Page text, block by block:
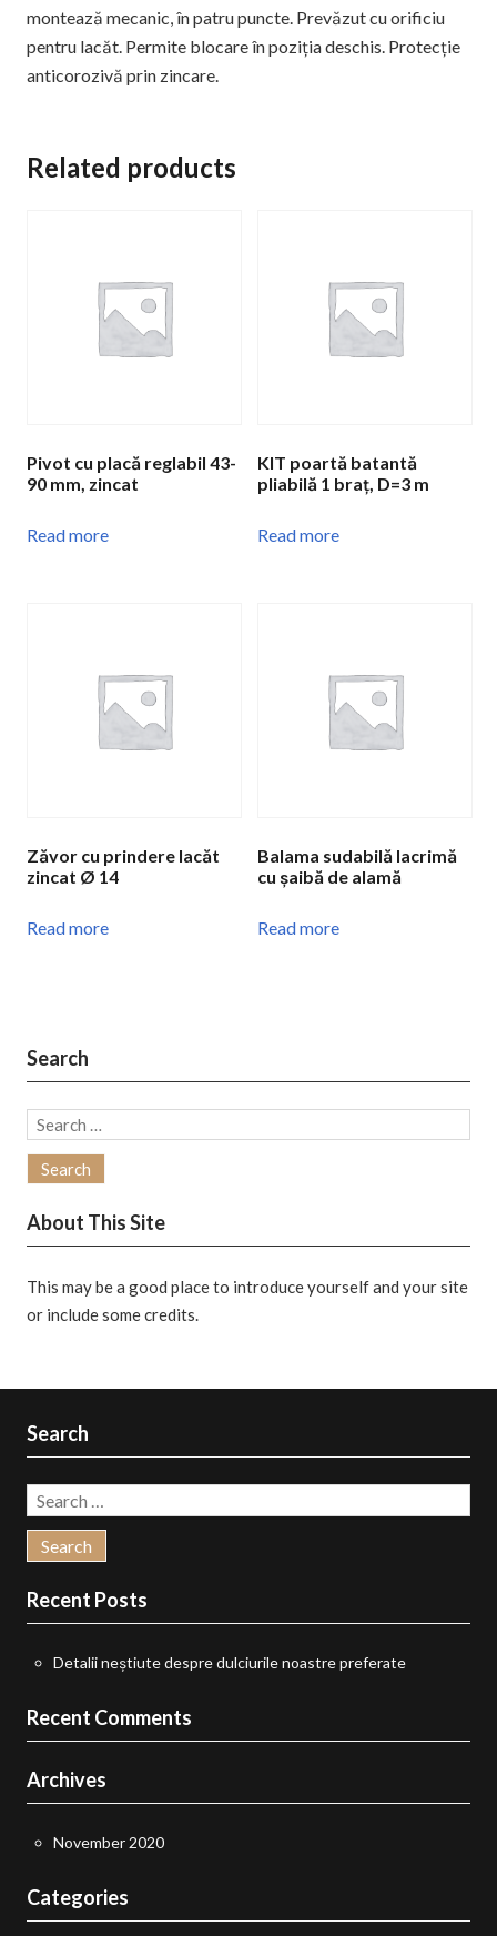
montează mecanic, în patru puncte. Prevăzut cu orificiu
pentru lacăt. Permite blocare în poziția deschis. Protecție
anticorozivă prin zincare.
Related products
Pivot cu placă reglabil 43-
90 mm, zincat
Read more
KIT poartă batantă
pliabilă 1 braț, D=3 m
Read more
Zăvor cu prindere lacăt
zincat Ø 14
Read more
Balama sudabilă lacrimă
cu șaibă de alamă
Read more
Search
Search
About This Site
This may be a good place to introduce yourself and your site
or include some credits.
Search
Search
for:
Recent Posts
Detalii neștiute despre dulciurile noastre preferate
Recent Comments
Archives
November 2020
Categories